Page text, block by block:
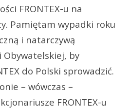
FRONTEX-u na
Pamiętam wypadki roku
i natarczywą
Obywatelskiej, by
do Polski sprowadzić.
– wówczas –
FRONTEX-u